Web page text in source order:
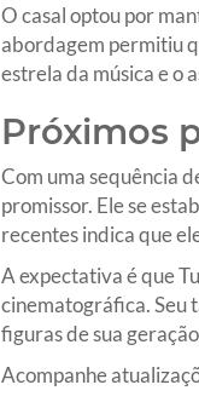
O casal optou por
abordagem permitiu
estrela da música e o
Próximos
Com uma sequência
promissor. Ele se
recentes indica que
A expectativa é que
cinematográfica. Seu
figuras de sua
Acompanhe